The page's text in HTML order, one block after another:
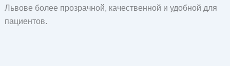
Львове более прозрачной, качественной и удобной для
пациентов.